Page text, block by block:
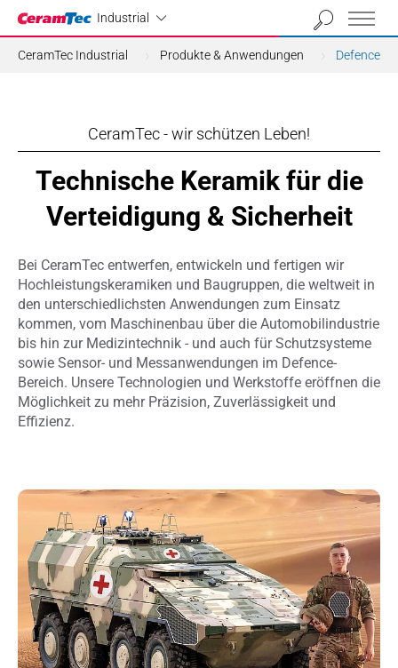
Industrial
Industrial
CeramTec Industrial Produkte & Anwendungen Defence
CeramTec - wir schützen Leben!
Technische Keramik für die
Verteidigung & Sicherheit
Bei CeramTec entwerfen, entwickeln und fertigen wir
Hochleistungskeramiken und Baugruppen, die weltweit in
den unterschiedlichsten Anwendungen zum Einsatz
kommen, vom Maschinenbau über die Automobilindustrie
bis hin zur Medizintechnik - und auch für Schutzsysteme
sowie Sensor- und Messanwendungen im Defence-
Bereich. Unsere Technologien und Werkstoffe eröffnen die
Möglichkeit zu mehr Präzision, Zuverlässigkeit und
Effizienz.